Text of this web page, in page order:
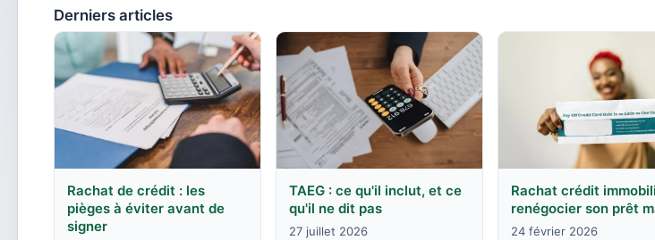
Derniers articles
Rachat de crédit : les
pièges à éviter avant de
signer
TAEG : ce qu'il inclut, et ce
qu'il ne dit pas
27 juillet 2026
Rachat crédit
renégocier son prêt
24 février 2026